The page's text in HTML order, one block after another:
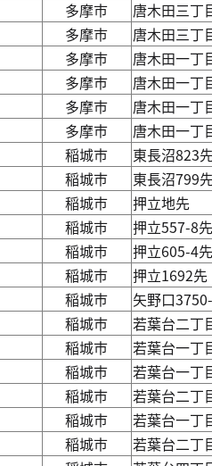
多摩市
唐木田三丁
多摩市
唐木田三丁
多摩市
唐木田一丁
多摩市
唐木田一丁
多摩市
唐木田一丁
多摩市
唐木田一丁
稲城市
東長沼823
稲城市
東長沼799
稲城市
押立地先
稲城市
押立557-8
稲城市
押立605-4
稲城市
押立1692先
稲城市
矢野口
稲城市
若葉台二丁
稲城市
若葉台一丁
稲城市
若葉台一丁
稲城市
若葉台二丁
稲城市
若葉台一丁
稲城市
若葉台二丁